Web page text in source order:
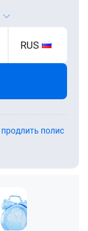
RUS
продлить полис